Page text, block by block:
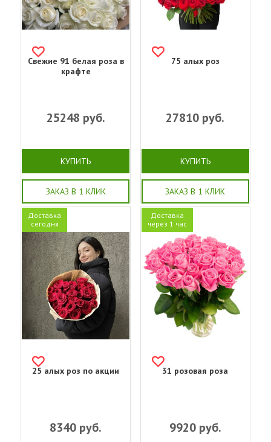
Свежие 91 белая роза в
крафте
25248 руб.
КУПИТЬ
ЗАКАЗ В 1 КЛИК
75 алых роз
27810 руб.
КУПИТЬ
ЗАКАЗ В 1 КЛИК
Доставка
сегодня
25 алых роз по акции
8340 руб.
Доставка
через 1 час
31 розовая роза
9920руб.